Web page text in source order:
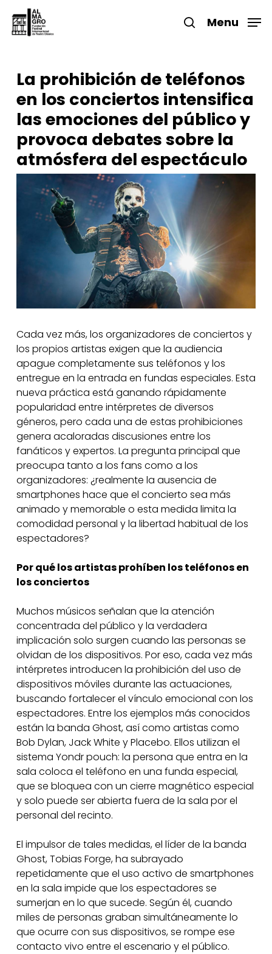
main
search
Menu
La prohibición de teléfonos
en los conciertos intensifica
las emociones del público y
provoca debates sobre la
atmósfera del espectáculo
Cada vez más, los organizadores de conciertos y
los propios artistas exigen que la audiencia
apague completamente sus teléfonos y los
entregue en la entrada en fundas especiales. Esta
nueva práctica está ganando rápidamente
popularidad entre intérpretes de diversos
géneros, pero cada una de estas prohibiciones
genera acaloradas discusiones entre los
fanáticos y expertos. La pregunta principal que
preocupa tanto a los fans como a los
organizadores: ¿realmente la ausencia de
smartphones hace que el concierto sea más
animado y memorable o esta medida limita la
comodidad personal y la libertad habitual de los
espectadores?
Por qué los artistas prohíben los teléfonos en
los conciertos
Muchos músicos señalan que la atención
concentrada del público y la verdadera
implicación solo surgen cuando las personas se
olvidan de los dispositivos. Por eso, cada vez más
intérpretes introducen la prohibición del uso de
dispositivos móviles durante las actuaciones,
buscando fortalecer el vínculo emocional con los
espectadores. Entre los ejemplos más conocidos
están la banda Ghost, así como artistas como
Bob Dylan, Jack White y Placebo. Ellos utilizan el
sistema Yondr pouch: la persona que entra en la
sala coloca el teléfono en una funda especial,
que se bloquea con un cierre magnético especial
y solo puede ser abierta fuera de la sala por el
personal del recinto.
El impulsor de tales medidas, el líder de la banda
Ghost, Tobias Forge, ha subrayado
repetidamente que el uso activo de smartphones
en la sala impide que los espectadores se
sumerjan en lo que sucede. Según él, cuando
miles de personas graban simultáneamente lo
que ocurre con sus dispositivos, se rompe ese
contacto vivo entre el escenario y el público.